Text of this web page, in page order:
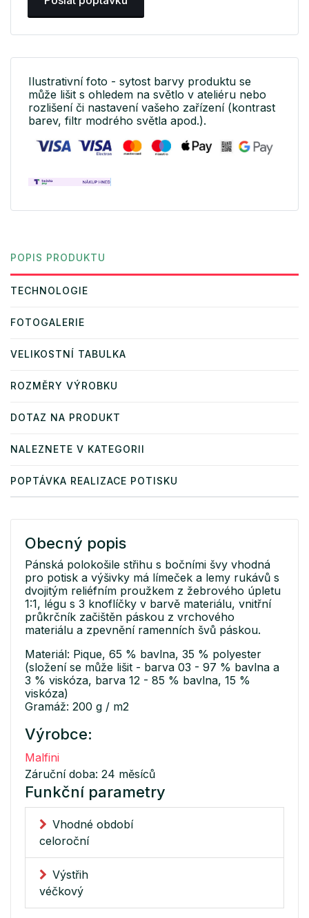
Ilustrativní foto - sytost barvy produktu se
může lišit s ohledem na světlo v ateliéru nebo
rozlišení či nastavení vašeho zařízení (kontrast
barev, filtr modrého světla apod.).
POPIS PRODUKTU
TECHNOLOGIE
FOTOGALERIE
VELIKOSTNÍ TABULKA
ROZMĚRY VÝROBKU
DOTAZ NA PRODUKT
NALEZNETE V KATEGORII
POPTÁVKA REALIZACE POTISKU
Obecný popis
Pánská polokošile střihu s bočními švy vhodná
pro potisk a výšivky má límeček a lemy rukávů s
dvojitým reliéfním proužkem z žebrového úpletu
1:1, légu s 3 knoflíčky v barvě materiálu, vnitřní
průkrčník začištěn páskou z vrchového
materiálu a zpevnění ramenních švů páskou.
Materiál: Pique, 65 % bavlna, 35 % polyester
(složení se může lišit - barva 03 - 97 % bavlna a
3 % viskóza, barva 12 - 85 % bavlna, 15 %
viskóza)
Gramáž: 200 g / m2
Výrobce:
Malfini
Záruční doba: 24 měsíců
Funkční parametry
Vhodné období
celoroční
Výstřih
véčkový